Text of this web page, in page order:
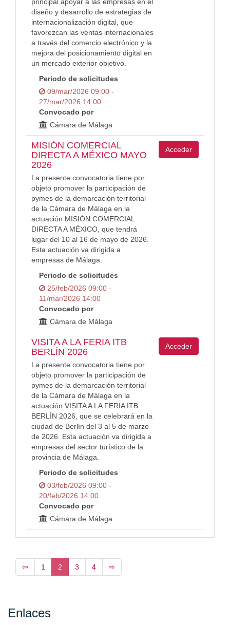
principal apoyar a las empresas en el
diseño y desarrollo de estrategias de
internacionalización digital, que
favorezcan las ventas internacionales
a través del comercio electrónico y la
mejora del posicionamiento digital en
un mercado exterior objetivo.
Periodo de solicitudes
09/mar/2026 09:00 -
27/mar/2026 14:00
Convocado por
Cámara de Málaga
MISIÓN COMERCIAL
DIRECTA A MÉXICO MAYO
2026
La presente convocatoria tiene por
objeto promover la participación de
pymes de la demarcación territorial
de la Cámara de Málaga en la
actuación MISIÓN COMERCIAL
DIRECTA A MÉXICO, que tendrá
lugar del 10 al 16 de mayo de 2026.
Esta actuación va dirigida a
empresas de Málaga.
Periodo de solicitudes
25/feb/2026 09:00 -
11/mar/2026 14:00
Convocado por
Cámara de Málaga
Acceder
VISITA A LA FERIA ITB
BERLÍN 2026
La presente convocatoria tiene por
objeto promover la participación de
pymes de la demarcación territorial
de la Cámara de Málaga en la
actuación VISITA A LA FERIA ITB
BERLÍN 2026, que se celebrará en la
ciudad de Berlín del 3 al 5 de marzo
de 2026. Esta actuación va dirigida a
empresas del sector turístico de la
provincia de Málaga.
Periodo de solicitudes
03/feb/2026 09:00 -
20/feb/2026 14:00
Convocado por
Cámara de Málaga
Acceder
⇦ 1 2 3 4 ⇨
Enlaces